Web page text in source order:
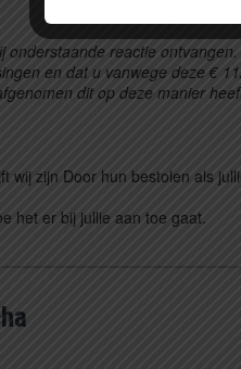
onderstaande reactie
en dat u vanwege deze €
dit op deze manier
wij zijn Door hun bestolen als
het er bij jullie aan toe gaat.